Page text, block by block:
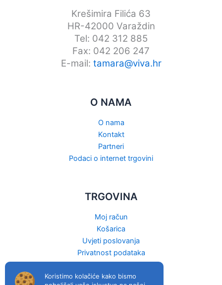
Koristimo kolačiće kako bismo
Krešimira Filića 63
HR-42000 Varaždin
Tel: 042 312 885
Fax: 042 206 247
E-mail: tamara@viva.hr
O NAMA
O nama
Kontakt
Partneri
Podaci o internet trgovini
TRGOVINA
Moj račun
Košarica
Uvjeti poslovanja
Privatnost podataka